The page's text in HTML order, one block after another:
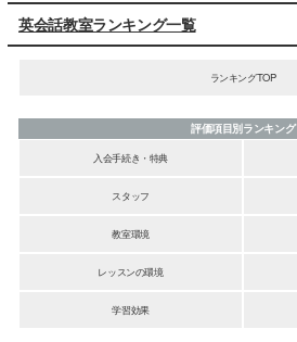
英会話教室ランキング一覧
ランキングTOP
評価項目別ランキング
入会手続き・特典
スタッフ
教室環境
レッスンの環境
学習効果